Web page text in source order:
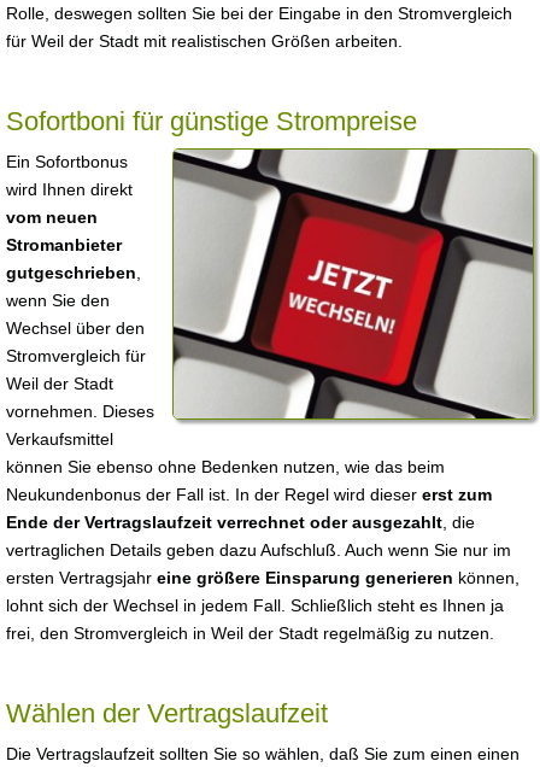
Rolle, deswegen sollten Sie bei der Eingabe in den Stromvergleich
für Weil der Stadt mit realistischen Größen arbeiten.
Sofortboni für günstige Strompreise
Ein Sofortbonus
wird Ihnen direkt
vom neuen
Stromanbieter
gutgeschrieben
wenn Sie den
Wechsel über den
Stromvergleich für
Weil der Stadt
vornehmen. Dieses
Verkaufsmittel
können Sie ebenso ohne Bedenken nutzen, wie das beim
Neukundenbonus der Fall ist. In der Regel wird dieser erst zum
Ende der Vertragslaufzeit verrechnet oder ausgezahlt , die
vertraglichen Details geben dazu Aufschluß. Auch wenn Sie nur im
ersten Vertragsjahr eine größere Einsparung generieren können,
lohnt sich der Wechsel in jedem Fall. Schließlich steht es Ihnen ja
frei, den Stromvergleich in Weil der Stadt regelmäßig zu nutzen.
Wählen der Vertragslaufzeit
Die Vertragslaufzeit sollten Sie so wählen, daß Sie zum einen einen